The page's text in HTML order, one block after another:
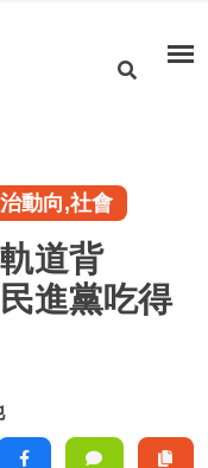
動向,社會
道背
進黨吃得